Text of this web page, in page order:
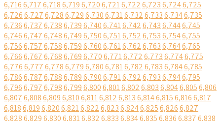
6,7166,7176,7186,7196,7206,7216,7226,7236,7246,725
6,7266,7276,7286,7296,7306,7316,7326,7336,7346,735
6,7366,7376,7386,7396,7406,7416,7426,7436,7446,745
6,7466,7476,7486,7496,7506,7516,7526,7536,7546,755
6,7566,7576,7586,7596,7606,7616,7626,7636,7646,765
6,7666,7676,7686,7696,7706,7716,7726,7736,7746,775
6,7766,7776,7786,7796,7806,7816,7826,7836,7846,785
6,7866,7876,7886,7896,7906,7916,7926,7936,7946,795
6,7966,7976,7986,7996,8006,8016,8026,8036,8046,8056,806
6,8076,8086,8096,8106,8116,8126,8136,8146,8156,8166,817
6,8186,8196,8206,8216,8226,8236,8246,8256,8266,827
6,8286,8296,8306,8316,8326,8336,8346,8356,8366,8376,838